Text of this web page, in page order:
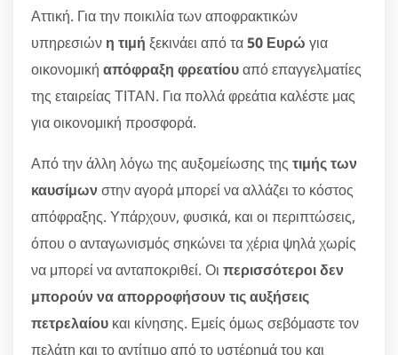
Αττική. Για την ποικιλία των αποφρακτικών
υπηρεσιών η τιμή ξεκινάει από τα50 Ευρώ για
οικονομική απόφραξη φρεατίουαπό επαγγελματίες
της εταιρείας ΤΙΤΑΝ. Για πολλά φρεάτια καλέστε μας
για οικονομική προσφορά.
Από την άλλη λόγω της αυξομείωσης της τιμής των
καυσίμωνστην αγορά μπορεί να αλλάζει το κόστος
απόφραξης. Υπάρχουν, φυσικά, και οι περιπτώσεις,
όπου ο ανταγωνισμός σηκώνει τα χέρια ψηλά χωρίς
να μπορεί να ανταποκριθεί. Οι περισσότεροι δεν
μπορούν να απορροφήσουν τις αυξήσεις
πετρελαίου και κίνησης. Εμείς όμως σεβόμαστε τον
πελάτη και το αντίτιμο από το υστέρημά του και